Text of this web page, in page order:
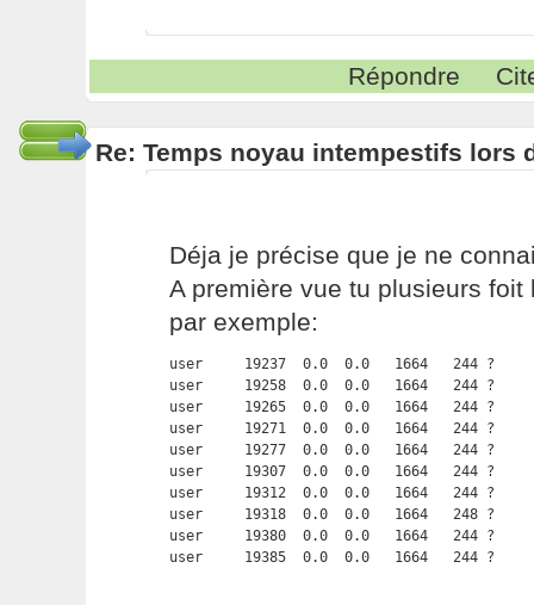
Répondre
Re: Temps noyau intempestifs lors
Déja je précise que je ne
A première vue tu plusieurs
par exemple:
user     19237  0.0  0.0   1664   244 ?
user     19258  0.0  0.0   1664   244 ?
user     19265  0.0  0.0   1664   244 ?
user     19271  0.0  0.0   1664   244 ?
user     19277  0.0  0.0   1664   244 ?
user     19307  0.0  0.0   1664   244 ?
user     19312  0.0  0.0   1664   244 ?
user     19318  0.0  0.0   1664   248 ?
user     19380  0.0  0.0   1664   244 ?
user     19385  0.0  0.0   1664   244 ?